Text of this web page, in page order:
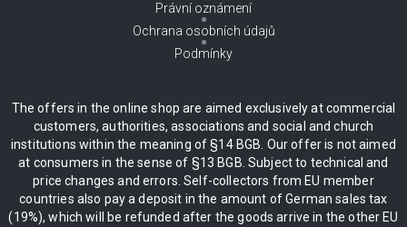
Právní oznámení
Ochrana osobních údajů
Podmínky
The offers in the online shop are aimed exclusively at commercial
customers, authorities, associations and social and church
institutions within the meaning of §14 BGB. Our offer is not aimed
at consumers in the sense of §13 BGB. Subject to technical and
price changes and errors. Self-collectors from EU member
countries also pay a deposit in the amount of German sales tax
(19%), which will be refunded after the goods arrive in the other EU